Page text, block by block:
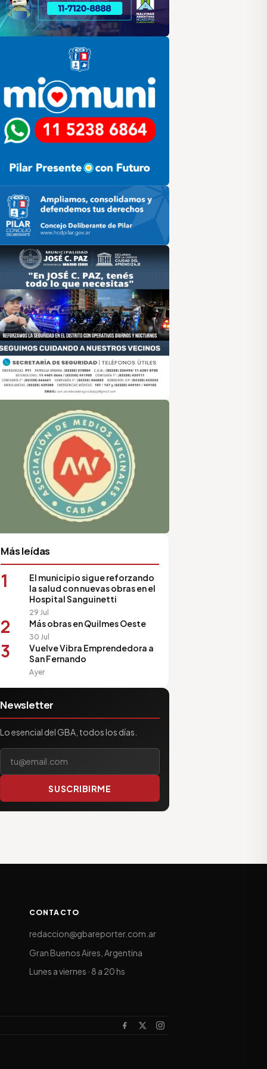
HCD
de Medios Vecinales
Más leídas
1
El municipio sigue reforzando
la salud con nuevas obras en el
Hospital Sanguinetti
29 Jul
2 Más obras en Quilmes Oeste
30 Jul
3
Vuelve Vibra Emprendedora a
San Fernando
Ayer
Newsletter
Lo esencial del GBA, todos los días.
Tu correo electrónico
SUSCRIBIRME
CONTACTO
redaccion@gbareporter.com.ar
Gran Buenos Aires, Argentina
Lunes a viernes · 8 a 20 hs